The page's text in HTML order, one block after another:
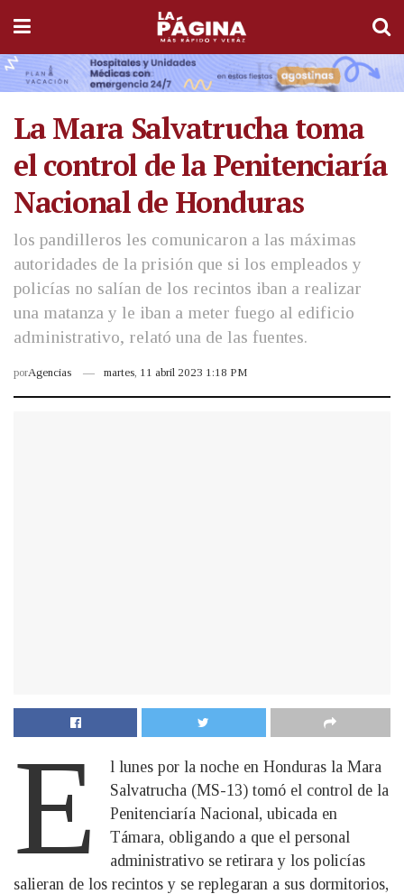
La Mara Salvatrucha toma
el control de la Penitenciaría
Nacional de Honduras
los pandilleros les comunicaron a las máximas
autoridades de la prisión que si los empleados y
policías no salían de los recintos iban a realizar
una matanza y le iban a meter fuego al edificio
administrativo, relató una de las fuentes.
porAgencias martes, 11 abril 2023 1:18 PM
E
l lunes por la noche en Honduras la Mara
Salvatrucha (MS-13) tomó el control de la
Penitenciaría Nacional, ubicada en
Támara, obligando a que el personal
administrativo se retirara y los policías
salieran de los recintos y se replegaran a sus dormitorios,